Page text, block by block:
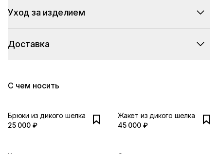
Уход за изделием
Доставка
С чем носить
Брюки из дикого шелка
25 000 ₽
Жакет из дикого шелка
45 000 ₽